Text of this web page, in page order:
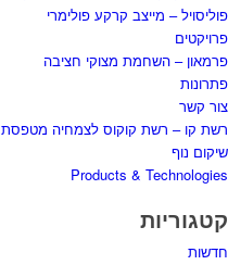
פוליסויל – מייצב קרקע פולימרי
פרויקטים
פרמאון – השחמת מצוקי חציבה
פתרונות
צור קשר
רשת קו – רשת קוקוס לצמחיה מטפסת
שיקום נוף
Products & Technologies
קטגוריות
חדשות